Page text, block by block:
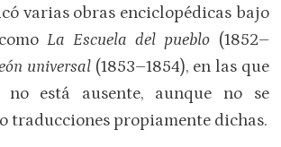
varias obras enciclopédicas bajo
La Escuela del pueblo (1852–
universal (1853–1854), en las que
está ausente, aunque no se
traducciones propiamente dichas.